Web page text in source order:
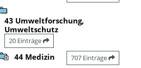
43 Umweltforschung,
Umweltschutz
20 Einträge
44 Medizin 707 Einträge